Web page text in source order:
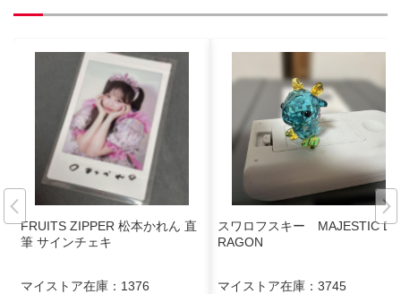
FRUITS ZIPPER 松本かれん 直
筆 サインチェキ
マイストア在庫： 1376
スワロフスキー MAJESTIC D
RAGON
マイストア在庫： 3745